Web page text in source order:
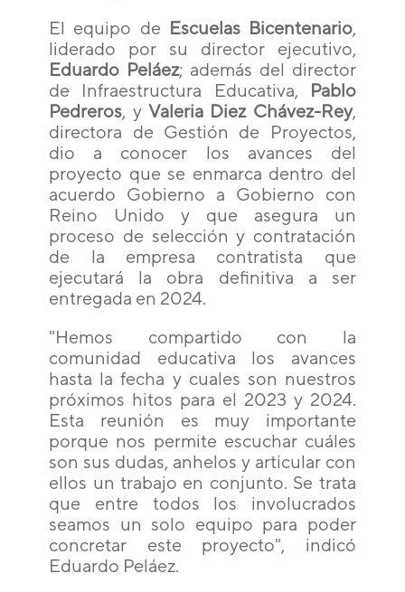
El equipo de Escuelas Bicentenario,
liderado por su director ejecutivo,
Eduardo Peláez; además del director
de Infraestructura Educativa,
Pablo
Pedreros, y Valeria Diez Chávez-Rey,
directora de Gestión de Proyectos,
dio a conocer los avances del
proyecto que se enmarca dentro del
acuerdo Gobierno a Gobierno con
Reino Unido y que asegura un
proceso de selección y contratación
de la empresa contratista que
ejecutará la obra definitiva a ser
entregada en 2024.
"Hemos compartido con la
comunidad educativa los avances
hasta la fecha y cuales son nuestros
próximos hitos para el 2023 y 2024.
Esta reunión es muy importante
porque nos permite escuchar cuáles
son sus dudas, anhelos y articular con
ellos un trabajo en conjunto. Se trata
que entre todos los involucrados
seamos un solo equipo para poder
concretar este proyecto", indicó
Eduardo Peláez.